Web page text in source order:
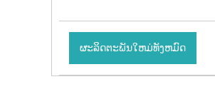
ຜະລິດຕະພັນໃຫມ່ທັງຫມົດ